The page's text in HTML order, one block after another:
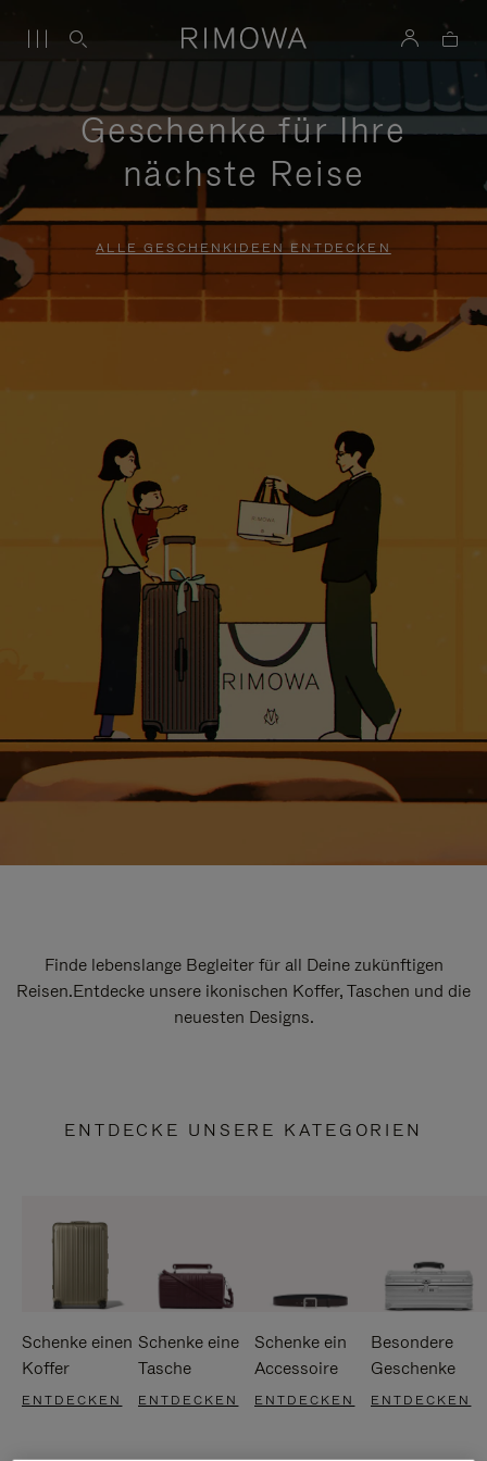
Geschenke für Ihre
nächste Reise
ALLE GESCHENKIDEEN ENTDECKEN
Finde lebenslange Begleiter für all Deine zukünftigen
Reisen.Entdecke unsere ikonischen Koffer, Taschen und die
neuesten Designs.
ENTDECKE UNSERE KATEGORIEN
Schenke einen
Koffer
ENTDECKEN
Schenke eine
Tasche
ENTDECKEN
Schenke ein
Accessoire
ENTDECKEN
Besondere
Geschenke
ENTDECKEN